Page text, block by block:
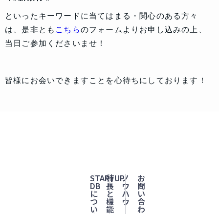
といったキーワードに当てはまる・関心のある方々
は、是非とも こちらのフォームよりお申し込みの上、
当日ご参加くださいませ！
皆様にお会いできますことを心待ちにしております！
STARTUP
DB
に
つ
い
特
長
と
機
能
ノ
ウ
ハ
ウ
お
問
い
合
わ